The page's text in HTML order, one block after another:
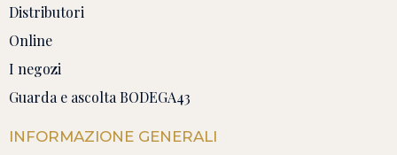
Distributori
Online
I negozi
Guarda e ascolta BODEGA43
INFORMAZIONE GENERALI